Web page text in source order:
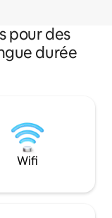
pour des
durée
Wifi